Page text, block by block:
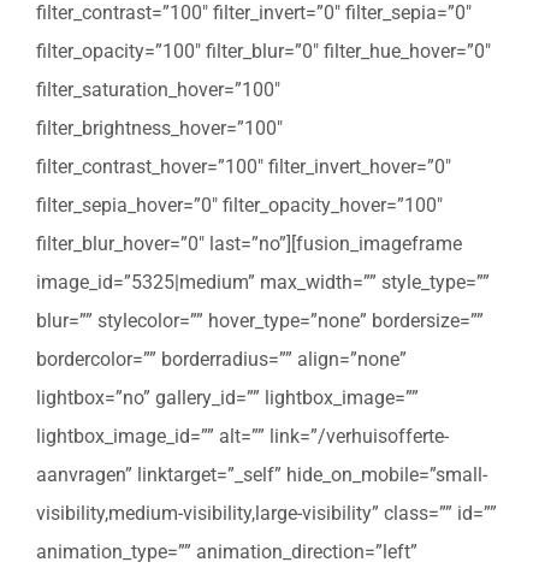
filter_contrast=”100″ filter_invert=”0″ filter_sepia=”0″
filter_opacity=”100″ filter_blur=”0″ filter_hue_hover=”0″
filter_saturation_hover=”100″
filter_brightness_hover=”100″
filter_contrast_hover=”100″ filter_invert_hover=”0″
filter_sepia_hover=”0″ filter_opacity_hover=”100″
filter_blur_hover=”0″ last=”no”][fusion_imageframe
image_id=”5325|medium” max_width=”” style_type=””
blur=”” stylecolor=”” hover_type=”none” bordersize=””
bordercolor=”” borderradius=”” align=”none”
lightbox=”no” gallery_id=”” lightbox_image=””
lightbox_image_id=”” alt=”” link=”/verhuisofferte-
aanvragen” linktarget=”_self” hide_on_mobile=”small-
visibility,medium-visibility,large-visibility” class=”” id=””
animation_type=”” animation_direction=”left”